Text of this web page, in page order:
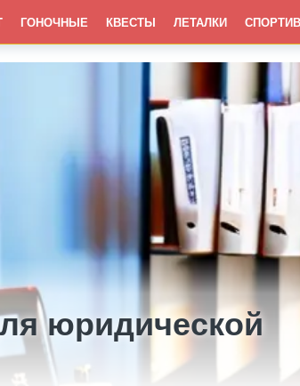
ГОНОЧНЫЕ КВЕСТЫ ЛЕТАЛКИ
юридической